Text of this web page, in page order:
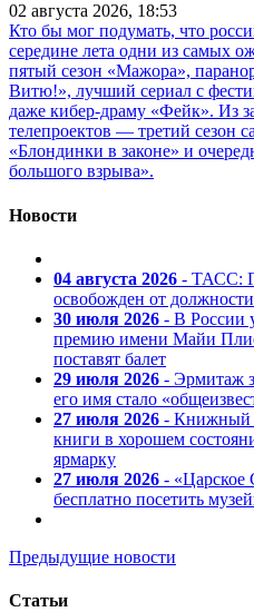
02 августа 2026, 18:53
Кто бы мог подумать, что
середине лета одни из самых
пятый сезон «Мажора»,
Витю!», лучший сериал с
даже кибер-драму «Фейк». Из
телепроектов — третий сезон
«Блондинки в законе» и
большого взрыва».
Новости
04 августа 2026 - ТАСС:
освобожден от
30 июля 2026 - В России
премию имени Майи
поставят балет
29 июля 2026 - Эрмитаж
его имя стало
27 июля 2026 - Книжный
книги в хорошем
ярмарку
27 июля 2026 - «Царское
бесплатно посетить
Предыдущие новости
Статьи